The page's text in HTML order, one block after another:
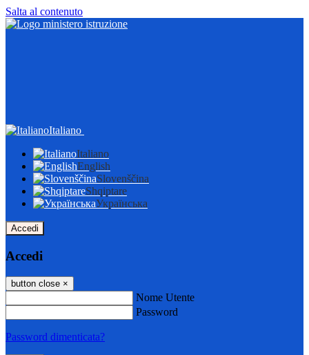
Salta al contenuto
Italiano
Italiano
English
Slovenščina
Shqiptare
Українська
Accedi
Accedi
button close ×
Nome Utente
Password
Password dimenticata?